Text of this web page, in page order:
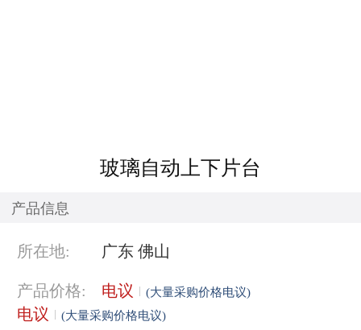
玻璃自动上下片台
产品信息
所在地: 广东 佛山
产品价格: 电议 (大量采购价格电议)
电议 (大量采购价格电议)